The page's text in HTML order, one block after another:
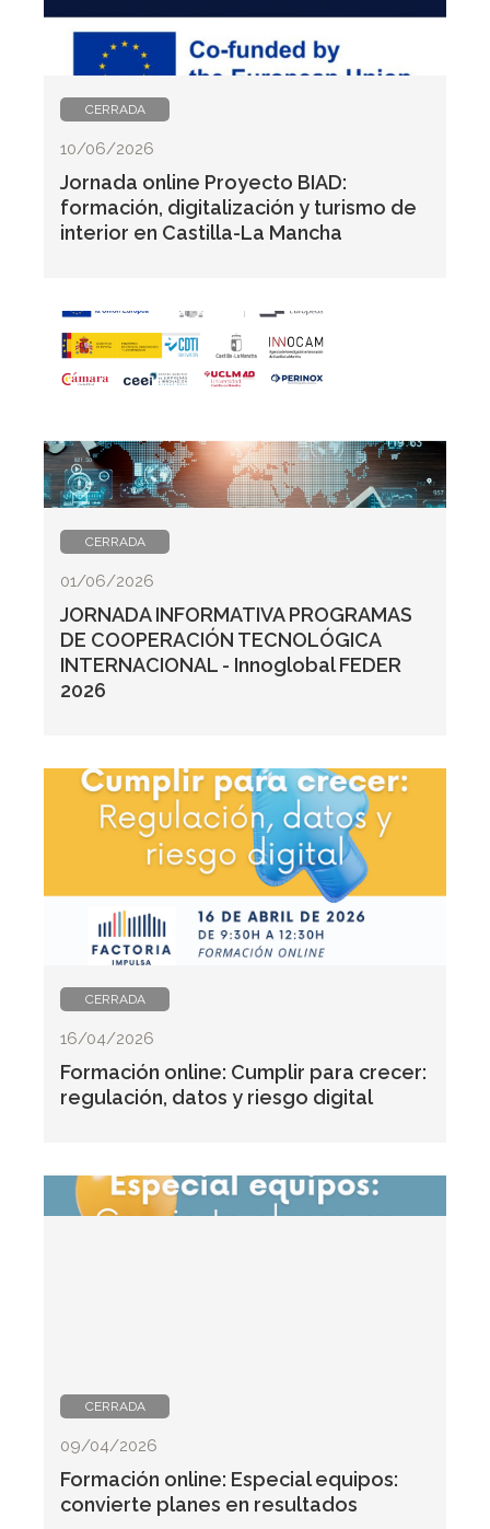
CERRADA
10/06/2026
Jornada online Proyecto BIAD:
formación, digitalización y turismo de
interior en Castilla-La Mancha
CERRADA
01/06/2026
JORNADA INFORMATIVA PROGRAMAS
DE COOPERACIÓN TECNOLÓGICA
INTERNACIONAL - Innoglobal FEDER
2026
CERRADA
16/04/2026
Formación online: Cumplir para crecer:
regulación, datos y riesgo digital
CERRADA
09/04/2026
Formación online: Especial equipos:
convierte planes en resultados